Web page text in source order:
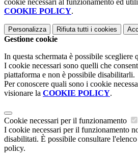
COOKIE POLICY.
Personalizza Rifiuta tutti i cookies
Gestione cookie
In questa schermata è possibile scegliere
I cookie necessari sono quelli che
piattaforma e non è possibile disabilitarli.
Per conoscere quali sono i cookie
visionare la COOKIE POLICY.
Cookie necessari per il funzionamento
I cookie necessari per il funzionamento
disabilitati. È possibile consultare
policy.